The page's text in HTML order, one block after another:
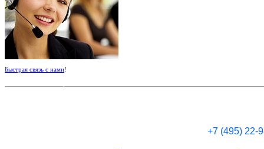
Быстрая связь с нами!
+7 (495) 22-